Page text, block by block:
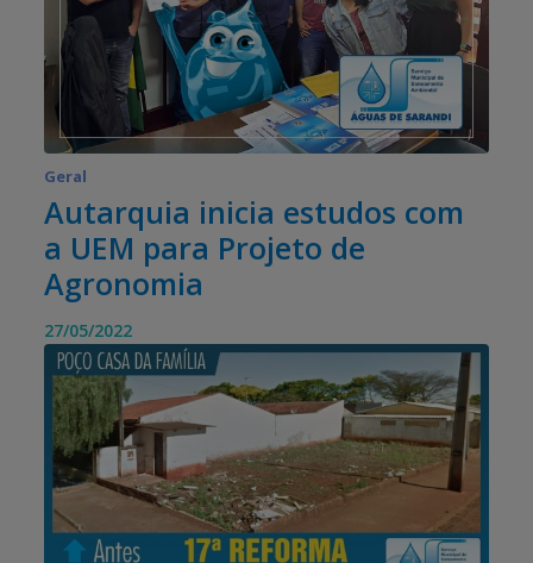
Geral
Autarquia inicia estudos com
a UEM para Projeto de
Agronomia
27/05/2022